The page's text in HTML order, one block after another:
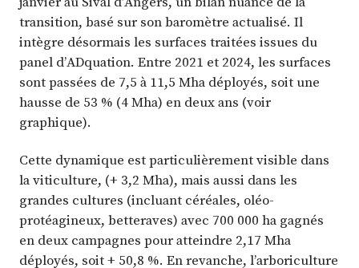
transition, basé sur son baromètre actualisé. Il
intègre désormais les surfaces traitées issues du
panel d’ADquation. Entre 2021 et 2024, les surfaces
sont passées de 7,5 à 11,5 Mha déployés, soit une
hausse de 53 % (4 Mha) en deux ans (voir
graphique).
Cette dynamique est particulièrement visible dans
la viticulture, (+ 3,2 Mha), mais aussi dans les
grandes cultures (incluant céréales, oléo-
protéagineux, betteraves) avec 700 000 ha gagnés
en deux campagnes pour atteindre 2,17 Mha
déployés, soit + 50,8 %. En revanche, l’arboriculture